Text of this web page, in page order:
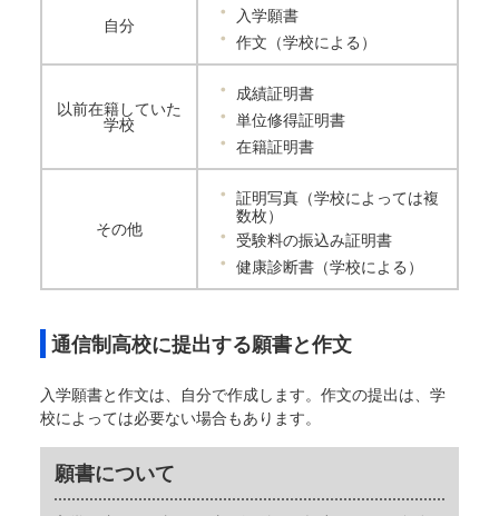
自分
入学願書
作文（学校による）
以前在籍していた
学校
成績証明書
単位修得証明書
在籍証明書
その他
証明写真（学校によっては複
数枚）
受験料の振込み証明書
健康診断書（学校による）
通信制高校に提出する願書と作文
入学願書と作文は、自分で作成します。作文の提出は、学
校によっては必要ない場合もあります。
願書について